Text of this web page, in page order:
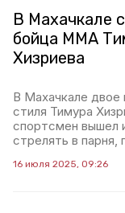
В Махачкале
бойца ММА
Хизриева
В Махачкале двое
стиля Тимура
спортсмен вышел
стрелять в парня,
16 июля 2025, 09:26